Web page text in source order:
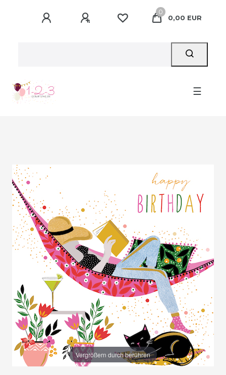
0
0,00 EUR
☰
Vergrößern durch berühren